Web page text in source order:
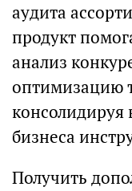
аудита
продукт
анализ
оптимизацию
консолидируя
бизнеса
Получить